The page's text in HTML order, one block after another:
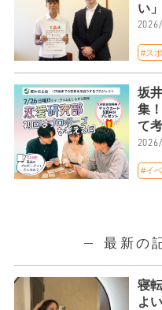
い」
#ス
坂
集
て
#イ
最新の
寝
よ